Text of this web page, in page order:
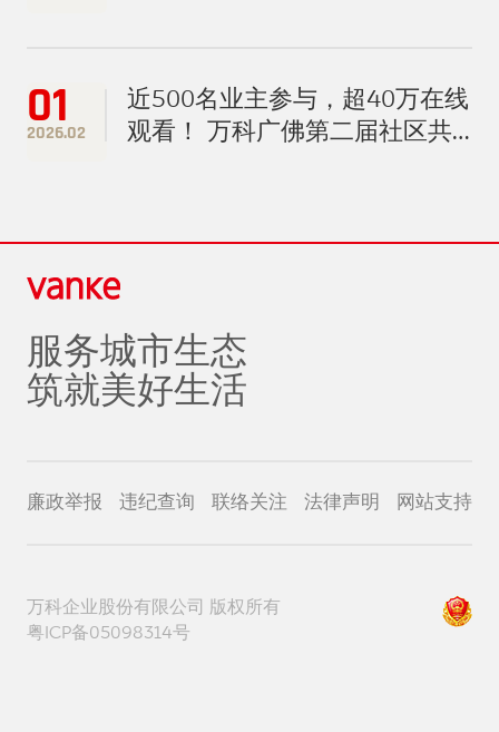
01
2026.02
近500名业主参与，超40万在线
观看！ 万科广佛第二届社区共
服务城市生态
筑就美好生活
廉政举报 违纪查询 联络关注 法律声明 网站支持
万科企业股份有限公司 版权所有
粤ICP备05098314号